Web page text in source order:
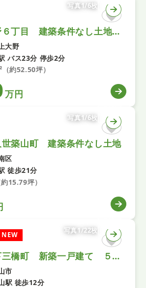
写真1/6枚
姫路市上大野６丁目 建築条件なし土地 ３号地
大野
バス23分 停歩2分
約52.50坪）
万円
写真1/6枚
世築山町 建築条件なし土地
区
徒歩21分
15.79坪）
NEW
写真1/22枚
大和郡山市下三橋町 新築一戸建て ５期 全１区画
市
駅 徒歩12分